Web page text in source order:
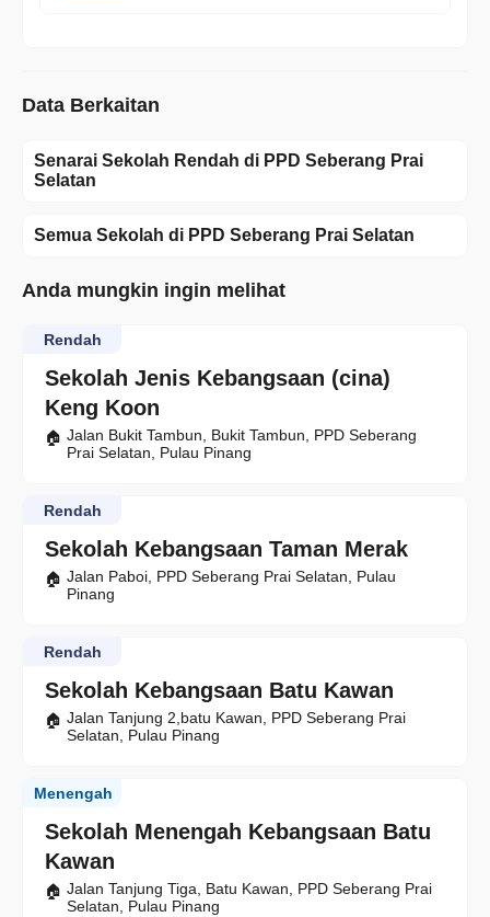
Data Berkaitan
Senarai Sekolah Rendah di PPD Seberang Prai
Selatan
Semua Sekolah di PPD Seberang Prai Selatan
Anda mungkin ingin melihat
Sekolah Jenis Kebangsaan (cina)
Keng Koon
Rendah
Jalan Bukit Tambun, Bukit Tambun, PPD Seberang
Prai Selatan, Pulau Pinang
Sekolah Kebangsaan Taman Merak
Rendah
Jalan Paboi, PPD Seberang Prai Selatan, Pulau
Pinang
Sekolah Kebangsaan Batu Kawan
Rendah
Jalan Tanjung 2,batu Kawan, PPD Seberang Prai
Selatan, Pulau Pinang
Sekolah Menengah Kebangsaan Batu
Kawan
Menengah
Jalan Tanjung Tiga, Batu Kawan, PPD Seberang Prai
Selatan, Pulau Pinang